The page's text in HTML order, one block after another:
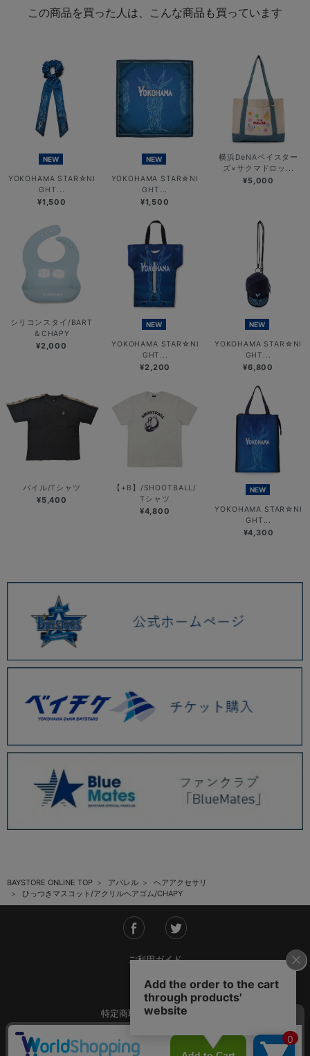
この商品を買った人は、こんな商品も買っています
NEW
YOKOHAMA STAR☆NI
GHT...
¥1,500
NEW
YOKOHAMA STAR☆NI
GHT...
¥1,500
横浜DeNAベイスター
ズ×サクマドロッ...
¥5,000
シリコンスタイ/BART
＆CHAPY
¥2,000
NEW
YOKOHAMA STAR☆NI
GHT...
¥2,200
NEW
YOKOHAMA STAR☆NI
GHT...
¥6,800
パイル/Tシャツ
¥5,400
【+B】/SHOOTBALL/
Tシャツ
¥4,800
NEW
YOKOHAMA STAR☆NI
GHT...
¥4,300
BAYSTORE ONLINE TOP アパレル
ヘアアクセサリ
ひっつきマスコット/アクリルヘアゴム/CHAPY
ご利用ガイド
会社概要
特定商取引法に基づく表記
ご利用規約